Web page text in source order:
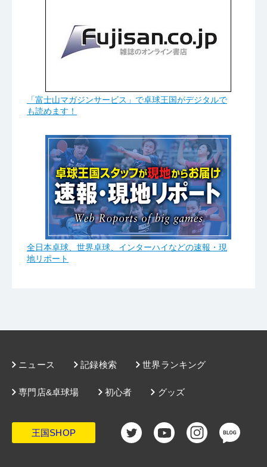
「富士山マガジンサービス」で卓球王国がデジタルで
も読めます！
全日本卓球、世界卓球、インターハイなどの速報・現
地リポート
ニュース 記録検索 世界ランキング
グッズ
専門店&卓球場 初心者
王国SHOP